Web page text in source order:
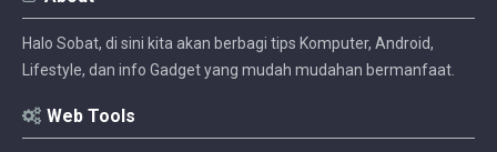
Halo Sobat, di sini kita akan berbagi tips Komputer, Android,
Lifestyle, dan info Gadget yang mudah mudahan bermanfaat.
Web Tools